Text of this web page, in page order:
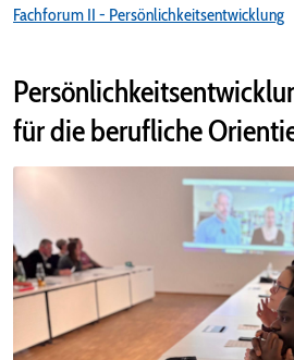
Fachforum II - Persönlichkeitsentwicklung
für die berufliche